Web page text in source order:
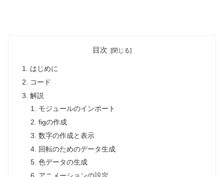
目次
はじめに
コード
解説
モジュールのインポート
figの作成
数字の作成と表示
回転のためのデータ生成
色データの生成